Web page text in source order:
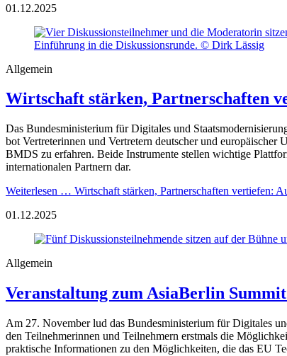
01.12.2025
Einführung in die Diskussionsrunde. © Dirk Lässig
Allgemein
Wirtschaft stärken, Partnerschaften
Das Bundesministerium für Digitales und
bot Vertreterinnen und Vertretern deutscher und
BMDS zu erfahren. Beide Instrumente stellen wichtige
internationalen Partnern dar.
Weiterlesen … Wirtschaft stärken, Partnerschaften vertiefen:
01.12.2025
Allgemein
Veranstaltung zum AsiaBerlin
Am 27. November lud das Bundesministerium für Digitales
den Teilnehmerinnen und Teilnehmern erstmals die
praktische Informationen zu den Möglichkeiten, die das EU